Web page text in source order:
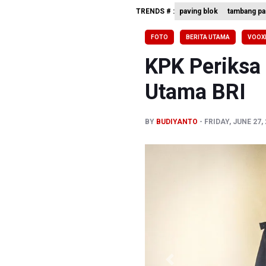
Pemprov
TRENDS # : paving blok tambang
FOTO BERITA UTAMA
KPK
Utama BRI
BY BUDIYANTO FRIDAY, JUNE